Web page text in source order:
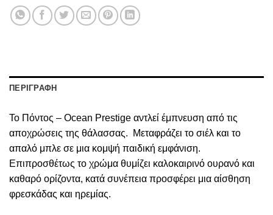
ΠΕΡΙΓΡΑΦΗ
Το Πόντος – Ocean Prestige αντλεί έμπνευση από τις
αποχρώσεις της θάλασσας. Μεταφράζει το σιέλ και το
απαλό μπλε σε μια κομψή παιδική εμφάνιση.
Επιπροσθέτως το χρώμα θυμίζει καλοκαιρινό ουρανό και
καθαρό ορίζοντα, κατά συνέπεια προσφέρει μια αίσθηση
φρεσκάδας και ηρεμίας.